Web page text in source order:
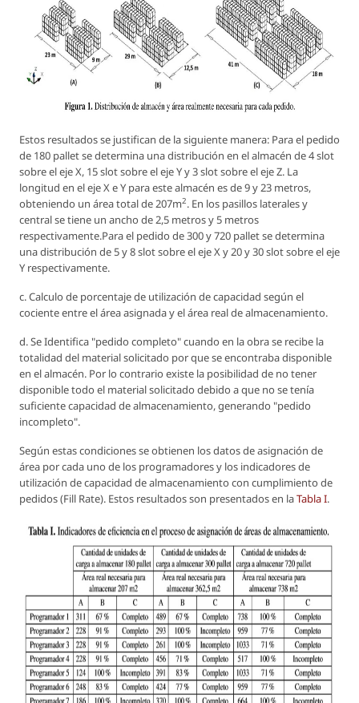
Estos resultados se justifican de la siguiente manera: Para el pedido
de 180 pallet se determina una distribución en el almacén de 4 slot
sobre el eje X, 15 slot sobre el eje Y y 3 slot sobre el eje Z. La
longitud en el eje X e Y para este almacén es de 9 y 23 metros,
obteniendo un área total de 207m2. En los pasillos laterales y
central se tiene un ancho de 2,5 metros y 5 metros
respectivamente.Para el pedido de 300 y 720 pallet se determina
una distribución de 5 y 8 slot sobre el eje X y 20 y 30 slot sobre el eje
Y respectivamente.
c. Calculo de porcentaje de utilización de capacidad según el
cociente entre el área asignada y el área real de almacenamiento.
d. Se Identifica "pedido completo" cuando en la obra se recibe la
totalidad del material solicitado por que se encontraba disponible
en el almacén. Por lo contrario existe la posibilidad de no tener
disponible todo el material solicitado debido a que no se tenía
suficiente capacidad de almacenamiento, generando "pedido
incompleto".
Según estas condiciones se obtienen los datos de asignación de
área por cada uno de los programadores y los indicadores de
utilización de capacidad de almacenamiento con cumplimiento de
pedidos (Fill Rate). Estos resultados son presentados en laTabla I.